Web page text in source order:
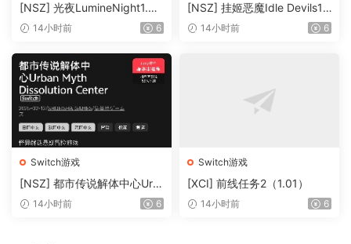
[NSZ] 光夜LumineNight1.31
美版补丁
14小时前 6
[NSZ] 挂姬恶魔Idle Devils1.
07美版补丁
14小时前 6
Switch游戏
[NSZ] 都市传说解体中心Urb
an Myth Dissolution Center
14小时前 6
Switch游戏
[XCI] 前线任务2（1.01）
14小时前 6